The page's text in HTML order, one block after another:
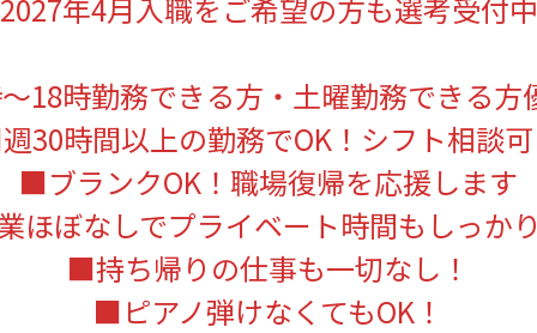
年4月入職をご希望の方も選考受付
18時勤務できる方・土曜勤務できる方
30時間以上の勤務でOK！シフト相談
■ブランクOK！職場復帰を応援します
ほぼなしでプライベート時間もしっか
■持ち帰りの仕事も一切なし！
■ピアノ弾けなくてもOK！